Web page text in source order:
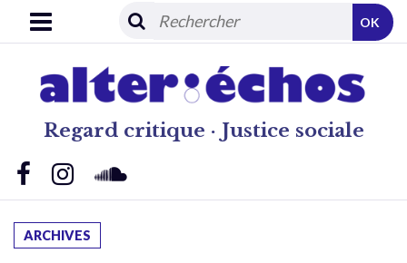
Regard critique · Justice sociale
OK
ARCHIVES